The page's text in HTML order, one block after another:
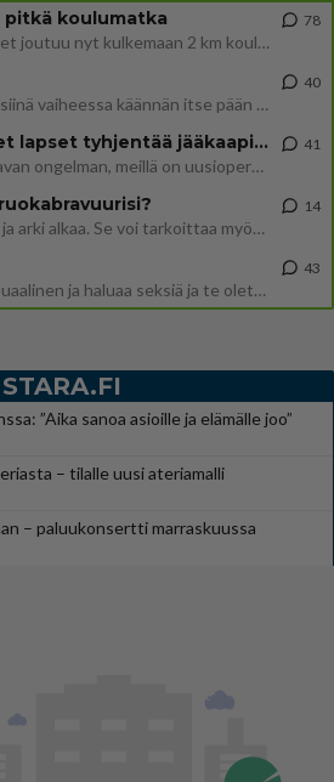
pitkä koulumatka
Hesarissa päivitellään lapset joutuu nyt kulkemaan 2 km kouluun jösses. Ruostefillarilla tuo matka menee vaikka miten äk
78
Mutta mies vain tuijottaa, siinä vaiheessa käännän itse pään pois. Mikä juttu? Yleensä jos joku tuijottaa tai katsoo, hä
40
Uusioperheen aikuiset lapset tyhjentää jääkaapin käydessään
Miten selvittäisitte seuraavan ongelman, meillä on uusioperhe, minulla teini-ikäiset lapset ja puolisolla aikuiset, jotk
41
Lomat on monella lomailtu ja arki alkaa. Se voi tarkoittaa myös sitä, että grillailut on grillattu ja palataan arjen ruo
14
Miksi se että mies on seksuaalinen ja haluaa seksiä ja te olette hänen mielestänne haluttava on vastenmielistä? Mikä sii
43
STARA.FI
”Aika sanoa asioille ja elämälle joo”
– tilalle uusi ateriamalli
– paluukonsertti marraskuussa